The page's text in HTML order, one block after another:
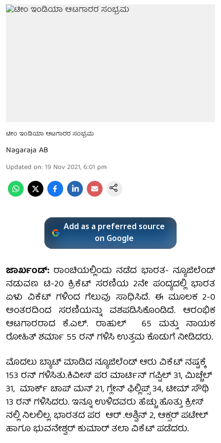
ಟೀಂ ಇಂಡಿಯಾ ಆಟಗಾರರ ಸಂಭ್ರಮ
Nagaraja AB
Updated on: 19 Nov 2021, 6:01 pm
Add as a preferred source
on Google
ಜಾರ್ಖಂಡ್: ರಾಂಚಿಯಲ್ಲಿಂದು ನಡೆದ ಭಾರತ- ನ್ಯೂಜಿಲೆಂಡ್
ನಡುವಣ ಟಿ-20 ಕ್ರಿಕೆಟ್ ಸರಣಿಯ 2ನೇ ಪಂದ್ಯದಲ್ಲಿ ಭಾರತ
ಏಳು ವಿಕೆಟ್ ಗಳಿಂದ ಗೆಲುವು ಸಾಧಿಸಿದೆ. ಈ ಮೂಲಕ 2-0
ಅಂತರದಿಂದ ಸರಣಿಯನ್ನು ವಶಪಡಿಸಿಕೊಂಡಿದೆ. ಆರಂಭಿಕ
ಆಟಗಾರರಾದ ಕೆ.ಎಲ್. ರಾಹುಲ್ 65 ಮತ್ತು ನಾಯಕ
ರೋಹಿತ್ ಶರ್ಮಾ 55 ರನ್ ಗಳಿಸಿ ಉತ್ತಮ ಕೊಡುಗೆ ನೀಡಿದರು.
ಮೊದಲು ಬ್ಯಾಟ್ ಮಾಡಿದ ನ್ಯೂಜಿಲೆಂಡ್ ಆರು ವಿಕೆಟ್ ನಷ್ಟಕ್ಕೆ
153 ರನ್ ಗಳಿಸಿತು.ಕಿವೀಸ್ ಪರ ಮಾರ್ಟಿನ್ ಗಪ್ಟಿಲ್ 31, ಮಿಚ್ಚೆಲ್
31, ಮಾರ್ಕ್ ಚಾಪ್ ಮನ್ 21, ಗ್ಲೇನ್ ಫಿಲ್ಲಿಪ್ಸ್ 34, ಟೀಮ್ ಸೌಥಿ
13 ರನ್ ಗಳಿಸಿದರು. ಇನ್ನೂ ಉಳಿದವರು ಹೆಚ್ಚು ಹೊತ್ತು ಕ್ರೀಸ್
ನಲ್ಲಿ ನಿಲಲಿಲ್ಲ. ಭಾರತದ ಪರ ಆರ್ .ಅಶ್ವಿನ್ 2, ಆಕ್ಸರ್ ಪಟೇಲ್
ಹಾಗೂ ಭುವನೇಶ್ವರ್ ಕುಮಾರ್ ತಲಾ ವಿಕೆಟ್ ಪಡೆದರು.